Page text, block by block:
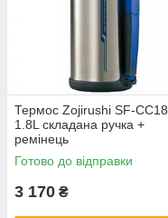
Термос Zojirushi SF-CC18
1.8L складана ручка +
ремінець
Готово до відправки
3 170 ₴